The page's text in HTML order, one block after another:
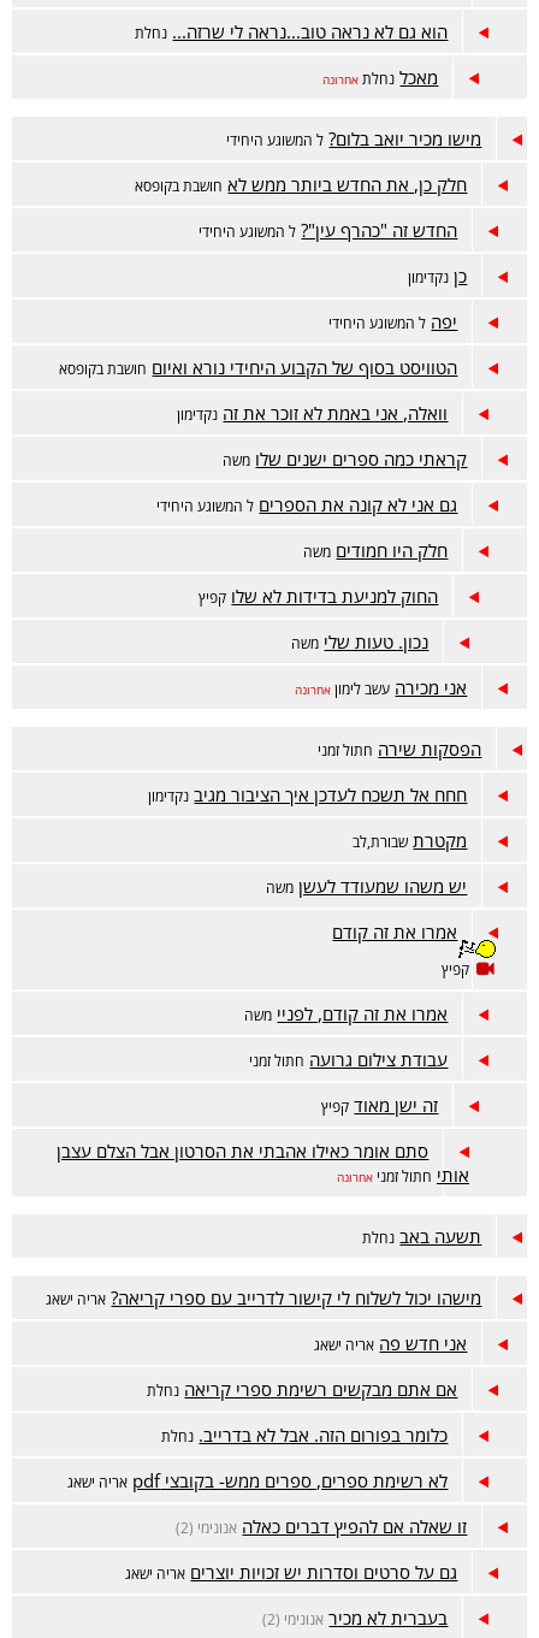
הוא גם לא נראה טוב...נראה לי שרזה... נחלת
מאכל נחלת אחרונה
מישו מכיר יואב בלום? ל המשוגע היחידי
חלק כן, את החדש ביותר ממש לא חושבת בקופסא
החדש זה "כהרף עין"? ל המשוגע היחידי
כן נקדימון
יפה ל המשוגע היחידי
הטוויסט בסוף של הקבוע היחידי נורא ואיום חושבת בקופסא
וואלה, אני באמת לא זוכר את זה נקדימון
קראתי כמה ספרים ישנים שלו משה
גם אני לא קונה את הספרים ל המשוגע היחידי
חלק היו חמודים משה
החוק למניעת בדידות לא שלו קפיץ
נכון. טעות שלי משה
אני מכירה עשב לימון אחרונה
הפסקות שירה חתול זמני
חחח אל תשכח לעדכן איך הציבור מגיב נקדימון
מקטרת שבורת,לב
יש משהו שמעודד לעשן משה
אמרו את זה קודם
קפיץ
אמרו את זה קודם, לפניי משה
עבודת צילום גרועה חתול זמני
זה ישן מאוד קפיץ
סתם אומר כאילו אהבתי את הסרטון אבל הצלם עצבן
אותי חתול זמני אחרונה
תשעה באב נחלת
מישהו יכול לשלוח לי קישור לדרייב עם ספרי קריאה? אריה ישאג
אני חדש פה אריה ישאג
אם אתם מבקשים רשימת ספרי קריאה נחלת
כלומר בפורום הזה. אבל לא בדרייב. נחלת
לא רשימת ספרים, ספרים ממש- בקובצי pdf אריה ישאג
זו שאלה אם להפיץ דברים כאלה אנונימי (2)
גם על סרטים וסדרות יש זכויות יוצרים אריה ישאג
בעברית לא מכיר אנונימי (2)